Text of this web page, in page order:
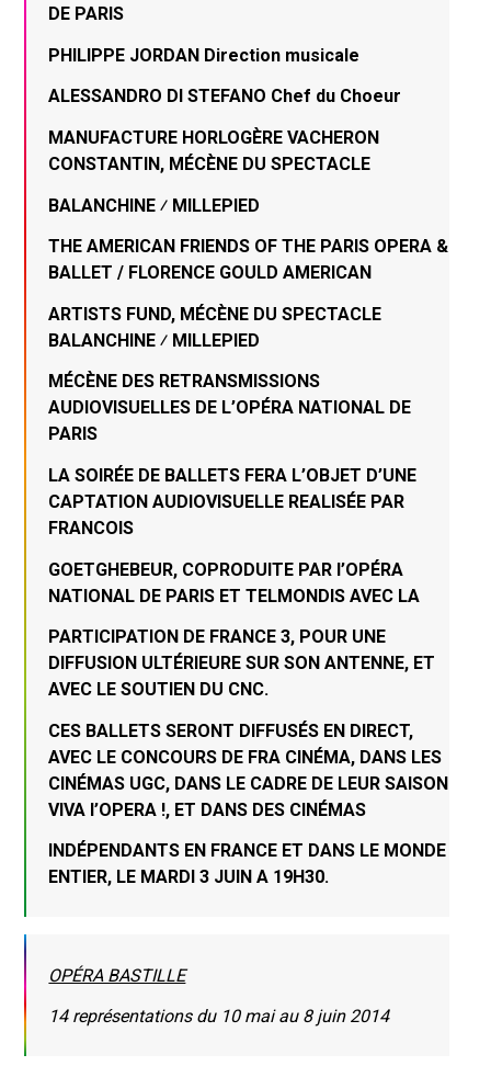
DE PARIS
PHILIPPE JORDAN Direction musicale
ALESSANDRO DI STEFANO Chef du Choeur
MANUFACTURE HORLOGÈRE VACHERON
CONSTANTIN, MÉCÈNE DU SPECTACLE
BALANCHINE ⁄ MILLEPIED
THE AMERICAN FRIENDS OF THE PARIS OPERA &
BALLET / FLORENCE GOULD AMERICAN
ARTISTS FUND, MÉCÈNE DU SPECTACLE
BALANCHINE ⁄ MILLEPIED
MÉCÈNE DES RETRANSMISSIONS
AUDIOVISUELLES DE L’OPÉRA NATIONAL DE
PARIS
LA SOIRÉE DE BALLETS FERA L’OBJET D’UNE
CAPTATION AUDIOVISUELLE REALISÉE PAR
FRANCOIS
GOETGHEBEUR, COPRODUITE PAR l’OPÉRA
NATIONAL DE PARIS ET TELMONDIS AVEC LA
PARTICIPATION DE FRANCE 3, POUR UNE
DIFFUSION ULTÉRIEURE SUR SON ANTENNE, ET
AVEC LE SOUTIEN DU CNC.
CES BALLETS SERONT DIFFUSÉS EN DIRECT,
AVEC LE CONCOURS DE FRA CINÉMA, DANS LES
CINÉMAS UGC, DANS LE CADRE DE LEUR SAISON
VIVA l’OPERA !, ET DANS DES CINÉMAS
INDÉPENDANTS EN FRANCE ET DANS LE MONDE
ENTIER, LE MARDI 3 JUIN A 19H30.
OPÉRA BASTILLE
14 représentations du 10 mai au 8 juin 2014